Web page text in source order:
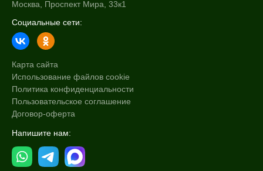
Москва, Проспект Мира, 33к1
Социальные сети:
Карта сайта
Использование файлов cookie
Политика конфиденциальности
Пользовательское соглашение
Договор-оферта
Напишите нам: